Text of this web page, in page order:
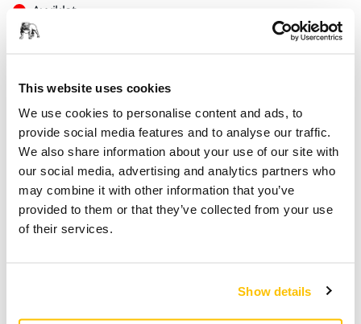
This website uses cookies
We use cookies to personalise content and ads, to
provide social media features and to analyse our traffic.
We also share information about your use of our site with
our social media, advertising and analytics partners who
may combine it with other information that you’ve
provided to them or that they’ve collected from your use
of their services.
Show details
Avviklet
Produktinformasjon
Tekniske detaljer Nedlastinger
Mirka Yellow Abrasive Soft 225mm rondell har papir bakside,
27 hull og en fleksibel grip bakside. Produktet er ideell for
operatøren en enkel slipeopplevelse, og minsker risikoen for
feil.